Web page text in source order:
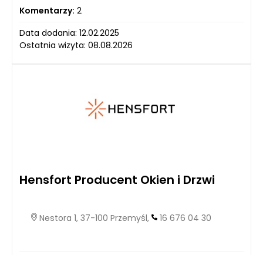
Komentarzy: 2
Data dodania: 12.02.2025
Ostatnia wizyta: 08.08.2026
Hensfort Producent Okien i Drzwi
Nestora 1, 37-100 Przemyśl, 16 676 04 30